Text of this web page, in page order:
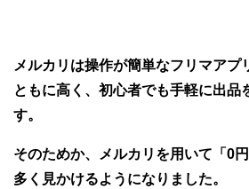
メルカリは操作が簡単なフリマアプ
ともに高く、初心者でも手軽に出品
す。
そのためか、メルカリを用いて「0
多く見かけるようになりました。